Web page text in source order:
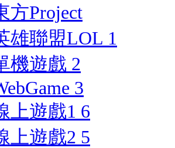
方Project
雄聯盟LOL 1
機遊戲 2
3
上遊戲1 6
上遊戲2 5